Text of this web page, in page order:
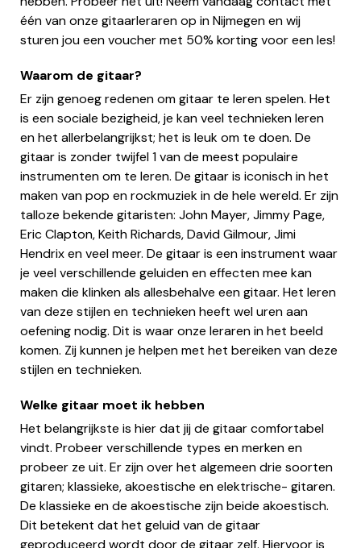
één van onze gitaarleraren op in Nijmegen en wij
sturen jou een voucher met 50% korting voor een les!
Waarom de gitaar?
Er zijn genoeg redenen om gitaar te leren spelen. Het
is een sociale bezigheid, je kan veel technieken leren
en het allerbelangrijkst; het is leuk om te doen. De
gitaar is zonder twijfel 1 van de meest populaire
instrumenten om te leren. De gitaar is iconisch in het
maken van pop en rockmuziek in de hele wereld. Er zijn
talloze bekende gitaristen: John Mayer, Jimmy Page,
Eric Clapton, Keith Richards, David Gilmour, Jimi
Hendrix en veel meer. De gitaar is een instrument waar
je veel verschillende geluiden en effecten mee kan
maken die klinken als allesbehalve een gitaar. Het leren
van deze stijlen en technieken heeft wel uren aan
oefening nodig. Dit is waar onze leraren in het beeld
komen. Zij kunnen je helpen met het bereiken van deze
stijlen en technieken.
Welke gitaar moet ik hebben
Het belangrijkste is hier dat jij de gitaar comfortabel
vindt. Probeer verschillende types en merken en
probeer ze uit. Er zijn over het algemeen drie soorten
gitaren; klassieke, akoestische en elektrische- gitaren.
De klassieke en de akoestische zijn beide akoestisch.
Dit betekent dat het geluid van de gitaar
geproduceerd wordt door de gitaar zelf. Hiervoor is